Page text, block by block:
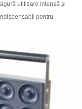
utilizare intensă și
pentru